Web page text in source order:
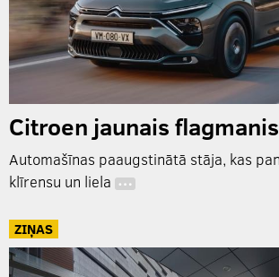
Citroen jaunais
Automašīnas paaugstinātā stāja, kas
klīrensu un liela …
ZIŅAS